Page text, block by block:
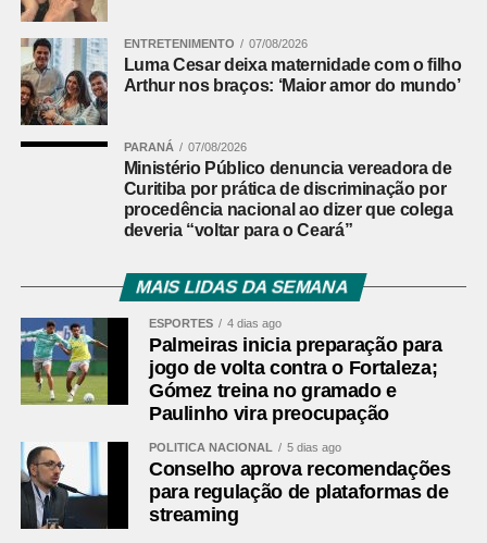
representa perto de 40% da população paranaense.
Leia mais:
Após empréstimo
apagado, Thalisson Kelven volta ao
Coritiba
Participam da assembleia que escolheu os novos
dirigentes da Assomec o secretário da Casa Civil, João
Carlos Ortega, representando o governador Ratinho
Júnior; o deputado federal Toninho Wandscheer; os
Alexandre Curi; a secretária estadual das Cidades,
Camila Mileke Scucato; o presidente da Associação dos
Municípios do Paraná (AMP), Edimar Santos; e o
secretário municipal extraordinário da Região
Metropolitana de Curitiba, Thiago Bonagura, entre outras
autoridades municipais.
Os prefeitos que conduzirão os trabalhos na Assomec
permanecerão na entidade até o fim de 2026. Veja quem
são eles:
ENTRETENIMENTO 07/08/2026
Luma Cesar deixa maternidade com o filho
Arthur nos braços: ‘Maior amor do mundo’
PARANÁ 07/08/2026
Ministério Público denuncia vereadora de
Curitiba por prática de discriminação por
procedência nacional ao dizer que colega
deveria “voltar para o Ceará”
MAIS LIDAS DA SEMANA
ESPORTES 4 dias ago
Palmeiras inicia preparação para
jogo de volta contra o Fortaleza;
Gómez treina no gramado e
Paulinho vira preocupação
POLÍTICA NACIONAL 5 dias ago
Conselho aprova recomendações
para regulação de plataformas de
streaming